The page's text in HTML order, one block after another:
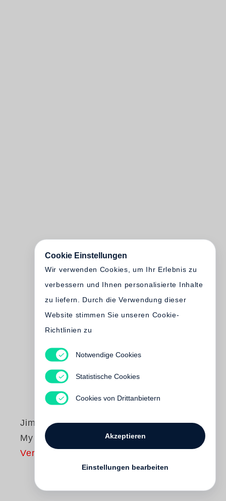
Jim Dine
My Tools
Vergriffen
Cookie Einstellungen
Wir verwenden Cookies, um Ihr Erlebnis zu
verbessern und Ihnen personalisierte Inhalte
zu liefern. Durch die Verwendung dieser
Website stimmen Sie unseren Cookie-
Richtlinien zu
Notwendige Cookies
Statistische Cookies
Cookies von Drittanbietern
Akzeptieren
Einstellungen bearbeiten